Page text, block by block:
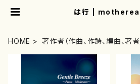
は行 |
HOME 著作者（作曲、作詩、編曲、著